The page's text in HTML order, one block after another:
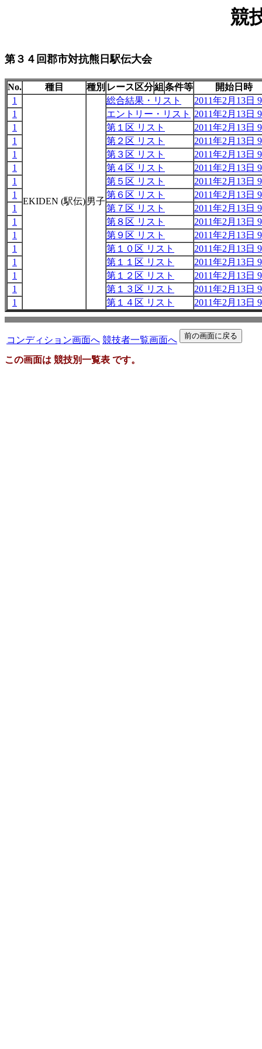
競
第３４回郡市対抗熊日駅伝大会
No. 種目 種別 レース区分組 条件等
開始日時
1
EKIDEN (駅伝)男子
総合結果・リスト
2011年2月13日
1
エントリー・リスト
2011年2月13日
1
第１区 リスト
2011年2月13日
1
第２区 リスト
2011年2月13日
1
第３区 リスト
2011年2月13日
1
第４区 リスト
2011年2月13日
1
第５区 リスト
2011年2月13日
1
第６区 リスト
2011年2月13日
1
第７区 リスト
2011年2月13日
1
第８区 リスト
2011年2月13日
1
第９区 リスト
2011年2月13日
1
第１０区 リスト
2011年2月13日
1
第１１区 リスト
2011年2月13日
1
第１２区 リスト
2011年2月13日
1
第１３区 リスト
2011年2月13日
1
第１４区 リスト 2011年2月13日
コンディション画面へ 競技者一覧画面へ
この画面は 競技別一覧表 です。